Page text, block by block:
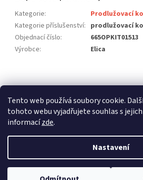
Tento web používá soubory cookie.
tohoto webu vyjadřujete souhlas s
informacízde.
Nastavení
Kategorie:
Prodlužovací
Kategorie příslušenství: prodlužovací
Objednací číslo:
665OPKIT01513
Výrobce: Elica
á
stavební pouzdra
Vytvořil Shoptet